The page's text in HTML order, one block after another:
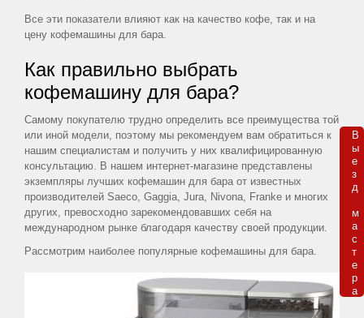
для
Кофе
в
капсулах
Nespresso
РУБРИКИ
Статьи
Все эти показатели влияют как на качество кофе, так и на
цену кофемашины для бара.
Как правильно выбрать
кофемашину для бара?
Самому покупателю трудно определить все преимущества той
или иной модели, поэтому мы рекомендуем вам обратиться к
нашим специалистам и получить у них квалифицированную
консультацию. В нашем интернет-магазине представлены
экземпляры лучших кофемашин для бара от известных
производителей Saeco, Gaggia, Jura, Nivona, Franke и многих
других, превосходно зарекомендовавших себя на
международном рынке благодаря качеству своей продукции.
Рассмотрим наиболее популярные кофемашины для бара.
В
ы
е
з
д
м
а
с
т
е
р
а